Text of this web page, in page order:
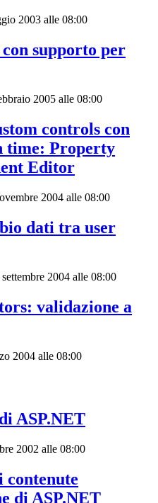
2003 alle 08:00
supporto per
2005 alle 08:00
controls con
time: Property
Editor
2004 alle 08:00
dati tra user
2004 alle 08:00
validazione a
2004 alle 08:00
ASP.NET
2002 alle 08:00
di ASP.NET